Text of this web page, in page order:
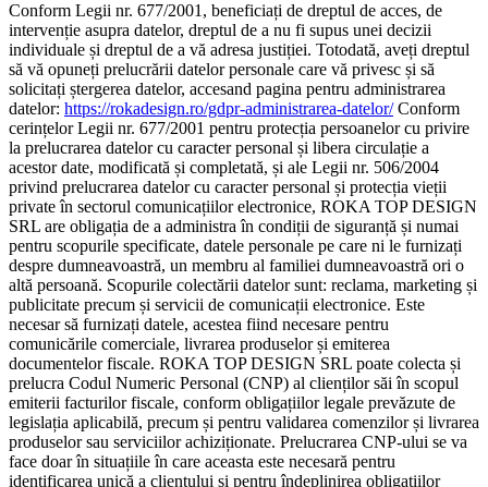
Conform Legii nr. 677/2001, beneficiați de dreptul de acces, de
intervenție asupra datelor, dreptul de a nu fi supus unei decizii
individuale și dreptul de a vă adresa justiției. Totodată, aveți dreptul
să vă opuneți prelucrării datelor personale care vă privesc și să
solicitați ștergerea datelor, accesand pagina pentru administrarea
datelor: https://rokadesign.ro/gdpr-administrarea-datelor/Conform
cerințelor Legii nr. 677/2001 pentru protecția persoanelor cu privire
la prelucrarea datelor cu caracter personal și libera circulație a
acestor date, modificată și completată, și ale Legii nr. 506/2004
privind prelucrarea datelor cu caracter personal și protecția vieții
private în sectorul comunicațiilor electronice, ROKA TOP DESIGN
SRL are obligația de a administra în condiții de siguranță și numai
pentru scopurile specificate, datele personale pe care ni le furnizați
despre dumneavoastră, un membru al familiei dumneavoastră ori o
altă persoană. Scopurile colectării datelor sunt: reclama, marketing și
publicitate precum și servicii de comunicații electronice. Este
necesar să furnizați datele, acestea fiind necesare pentru
comunicările comerciale, livrarea produselor și emiterea
documentelor fiscale. ROKA TOP DESIGN SRL poate colecta și
prelucra Codul Numeric Personal (CNP) al clienților săi în scopul
emiterii facturilor fiscale, conform obligațiilor legale prevăzute de
legislația aplicabilă, precum și pentru validarea comenzilor și livrarea
produselor sau serviciilor achiziționate. Prelucrarea CNP-ului se va
face doar în situațiile în care aceasta este necesară pentru
identificarea unică a clientului și pentru îndeplinirea obligațiilor